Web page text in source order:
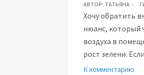
АВТОР: ТАТЬЯНА 7
Хочу обратить
нюанс, который
воздуха в
рост зелени.
К комментарию